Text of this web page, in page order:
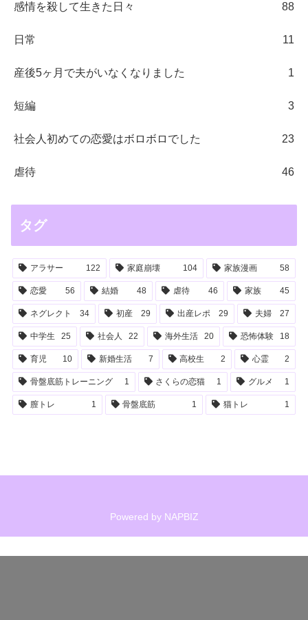
感情を殺して生きた日々 88
日常 11
産後5ヶ月で夫がいなくなりました 1
短編 3
社会人初めての恋愛はボロボロでした 23
虐待 46
タグ
アラサー 122 家庭崩壊 104 家族漫画 58
恋愛 56 結婚 48 虐待 46 家族 45
ネグレクト 34 初産 29 出産レポ 29 夫婦 27
中学生 25 社会人 22 海外生活 20 恐怖体験 18
育児 10 新婚生活 7 高校生 2 心霊 2
骨盤底筋トレーニング 1 さくらの恋猫 1 グルメ 1
膣トレ 1 骨盤底筋 1 猫トレ 1
Powered by NAPBIZ